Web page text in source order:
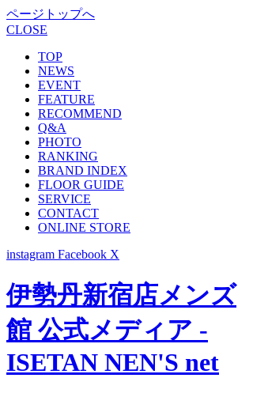
ページトップへ
CLOSE
TOP
NEWS
EVENT
FEATURE
RECOMMEND
Q&A
PHOTO
RANKING
BRAND INDEX
FLOOR GUIDE
SERVICE
CONTACT
ONLINE STORE
instagram Facebook X
伊勢丹新宿店メンズ
館 公式メディア -
ISETAN NEN'S net